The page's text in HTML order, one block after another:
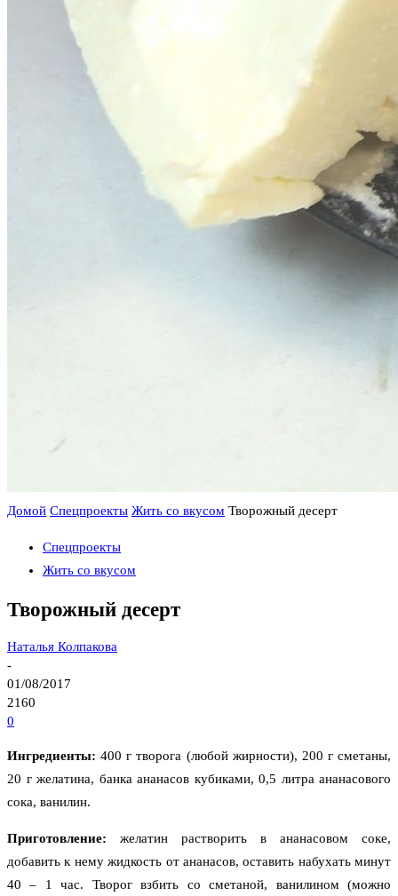
Домой Спецпроекты Жить со вкусом Творожный десерт
Спецпроекты
Жить со вкусом
Творожный десерт
Наталья Колпакова
-
01/08/2017
2160
0
Ингредиенты: 400 г творога (любой жирности), 200 г сметаны,
20 г желатина, банка ананасов кубиками, 0,5 литра ананасового
сока, ванилин.
Приготовление: желатин растворить в ананасовом соке,
добавить к нему жидкость от ананасов, оставить набухать минут
40 – 1 час. Творог взбить со сметаной, ванилином (можно